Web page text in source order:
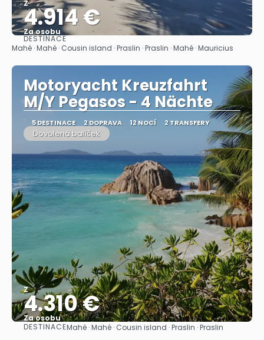
Z
4.914 €
Za osobu
Zobrazit
DESTINACE
Mahé · Mahé · Cousin island · Praslin · Praslin · Mahé · Mauricius
Motoryacht Kreuzfahrt
M/Y Pegasos - 4 Nächte
5 DESTINACE 2 DOPRAVA 12 NOCÍ 2 TRANSFERY
Dovolená balíček
Z
4.310 €
Za osobu
Zobrazit
DESTINACEMahé · Mahé · Cousin island · Praslin · Praslin